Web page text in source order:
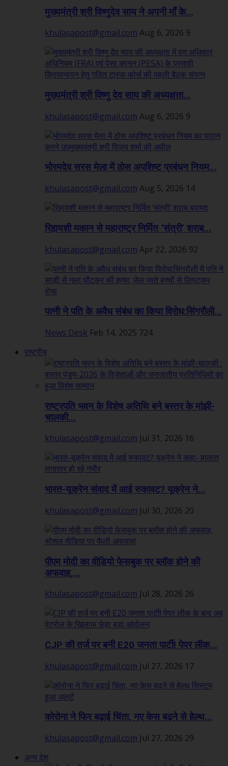
मुख्यमंत्री श्री विष्णुदेव साय ने अपनी माँ के...
khulasapost@gmail.com Aug 6, 2026 9
मुख्यमंत्री श्री विष्णु देव साय की अध्यक्षता...
khulasapost@gmail.com Aug 6, 2026 9
भोरमदेव सरस मेला में ठोस अपशिष्ट प्रबंधन नियम...
khulasapost@gmail.com Aug 5, 2026 14
रिहायशी मकान से महाराष्ट्र निर्मित ‘संत्री’ शराब...
khulasapost@gmail.com Apr 22, 2026 92
पत्नी ने पति के अवैध संबंध का किया विरोध:सिंगरौली...
News Desk Feb 14, 2025 724
राष्ट्रीय
राष्ट्रपति भवन के विशेष अतिथि बने बस्तर के मांझी-
चालकी...
khulasapost@gmail.com Jul 31, 2026 16
भारत-यूक्रेन संवाद में आई रुकावट? यूक्रेन ने...
khulasapost@gmail.com Jul 30, 2026 20
पीएम मोदी का वीडियो फेसबुक पर ब्लॉक होने की
अफवाह,...
khulasapost@gmail.com Jul 28, 2026 26
CJP की तर्ज पर बनी E20 जनता पार्टी! पेपर लीक...
khulasapost@gmail.com Jul 27, 2026 17
कोरोना ने फिर बढ़ाई चिंता, नए केस बढ़ने से हेल्थ...
khulasapost@gmail.com Jul 27, 2026 29
अन्य देश